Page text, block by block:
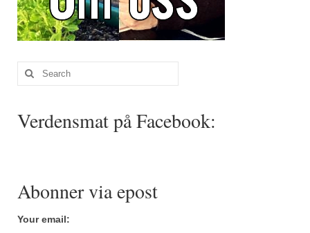
Search
for:
Verdensmat på Facebook:
Abonner via epost
Your email: